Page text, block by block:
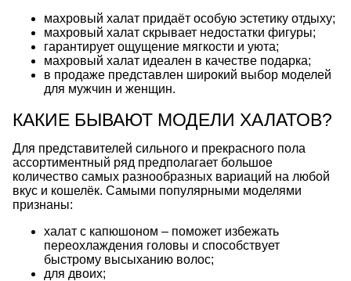
махровый халат придаёт особую эстетику отдыху;
махровый халат скрывает недостатки фигуры;
гарантирует ощущение мягкости и уюта;
махровый халат идеален в качестве подарка;
в продаже представлен широкий выбор моделей
для мужчин и женщин.
КАКИЕ БЫВАЮТ МОДЕЛИ ХАЛАТОВ?
Для представителей сильного и прекрасного пола
ассортиментный ряд предполагает большое
количество самых разнообразных вариаций на любой
вкус и кошелёк. Самыми популярными моделями
признаны:
халат с капюшоном – поможет избежать
переохлаждения головы и способствует
быстрому высыханию волос;
для двоих;